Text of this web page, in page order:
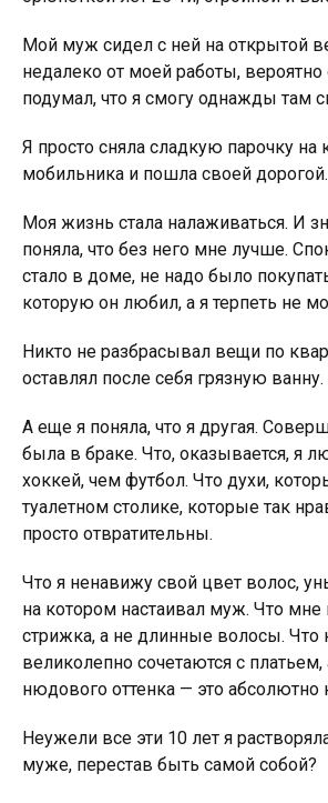
Мой муж сидел с ней на открытой
недалеко от моей работы,
подумал, что я смогу однажды там
Я просто сняла сладкую парочку на
мобильника и пошла своей дорогой.
Моя жизнь стала налаживаться. И
поняла, что без него мне лучше.
стало в доме, не надо было
которую он любил, а я терпеть не
Никто не разбрасывал вещи по
оставлял после себя грязную ванну.
А еще я поняла, что я другая.
была в браке. Что, оказывается, я
хоккей, чем футбол. Что духи,
туалетном столике, которые так
просто отвратительны.
Что я ненавижу свой цвет волос,
на котором настаивал муж. Что мне
стрижка, а не длинные волосы. Что
великолепно сочетаются с
нюдового оттенка — это абсолютно
Неужели все эти 10 лет я
муже, перестав быть самой собой?